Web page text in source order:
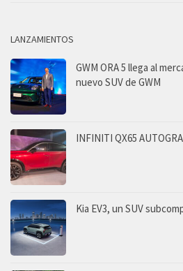
LANZAMIENTOS
GWM ORA 5 llega al
nuevo SUV de GWM
INFINITI QX65
Kia EV3, un SUV